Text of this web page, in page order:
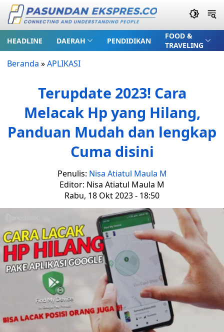
HEADLINE DAERAH PENDIDIKAN
FOOD &
TRAVELING
Beranda »APLIKASI
Terupdate 2023! Cara
Melacak Hp yang Hilang,
Panduan Mudah dan lengkap
Cuma disini
Penulis: Nisa Atiatul Maula M
Editor: Nisa Atiatul Maula M
Rabu, 18 Okt 2023 - 18:50